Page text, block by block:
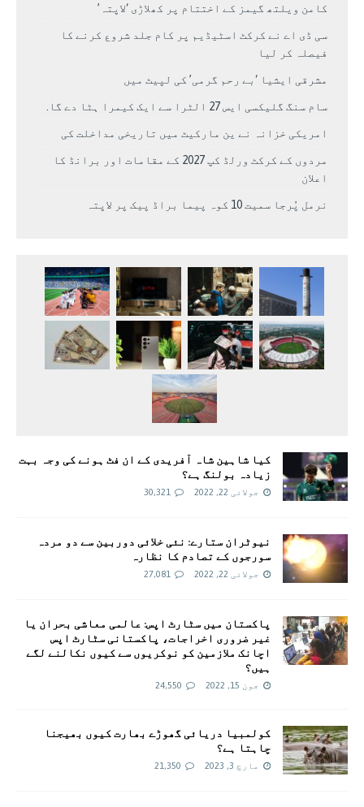
کامن ویلتھ گیمز کے اختتام پر کھلاڑی ‘لاپتہ’
سی ڈی اے نے کرکٹ اسٹیڈیم پر کام جلد شروع کرنے کا
فیصلہ کر لیا
مشرقی ایشیا ‘بے رحم گرمی’ کی لپیٹ میں
سام سنگ گلیکسی ایس 27 الٹرا سے ایک کیمرا ہٹا دے گا.
امریکی خزانہ نے ین مارکیٹ میں تاریخی مداخلت کی
مردوں کے کرکٹ ورلڈ کپ 2027 کے مقامات اور برانڈ کا
اعلان
نرمل پُرجا سمیت 10 کوہ پیما براڈ پیک پر لاپتہ
کیا شاہین شاہ آفریدی کے ان فٹ ہونے کی وجہ بہت
زیادہ بولنگ ہے؟
جولائی 22, 2022 30,321
نیوٹران ستارے: نئی خلائی دوربین سے دو مردہ
سورجوں کے تصادم کا نظارہ
جولائی 22, 2022 27,081
پاکستان میں سٹارٹ اپس: عالمی معاشی بحران یا
غیر ضروری اخراجات، پاکستانی سٹارٹ اپس
اچانک ملازمین کو نوکریوں سے کیوں نکالنے لگے
ہیں؟
جون 15, 2022 24,550
کولمبیا دریائی گھوڑے بھارت کیوں بھیجنا
چاہتا ہے؟
مارچ 3, 2023 21,350